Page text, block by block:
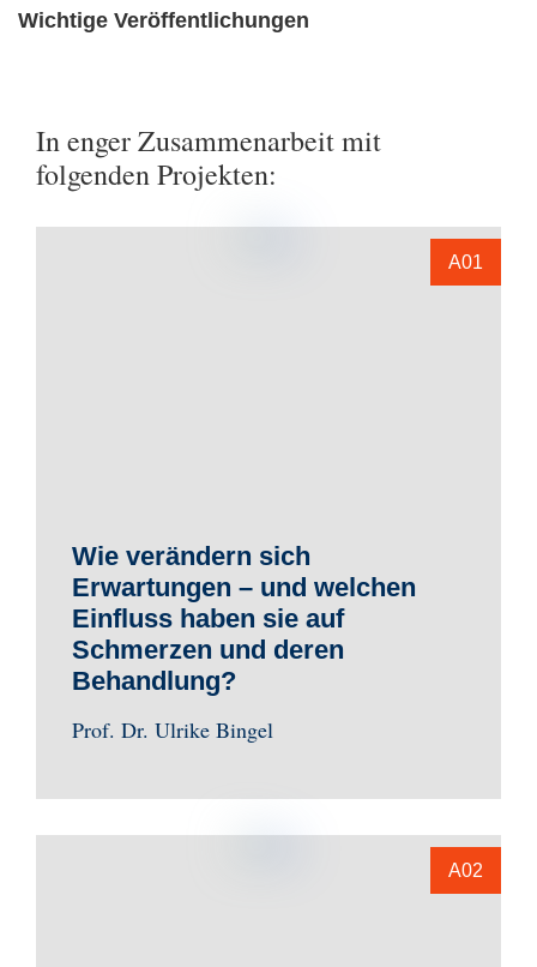
Wichtige Veröffentlichungen
In enger Zusammenarbeit mit
folgenden Projekten:
A01
Wie verändern sich
Erwartungen – und welchen
Einfluss haben sie auf
Schmerzen und deren
Behandlung?
Prof. Dr. Ulrike Bingel
A02